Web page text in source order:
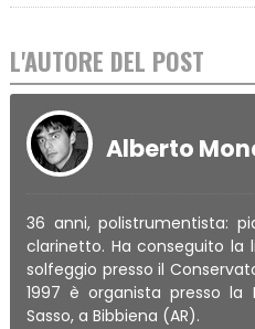
L'AUTORE DEL POST
Alberto
36 anni, polistrumentista:
clarinetto. Ha conseguito la
solfeggio presso il
1997 è organista presso la
Sasso, a Bibbiena (AR).